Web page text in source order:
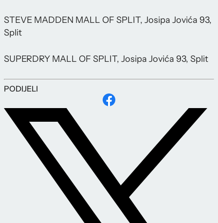
STEVE MADDEN MALL OF SPLIT, Josipa Jovića 93,
Split
SUPERDRY MALL OF SPLIT, Josipa Jovića 93, Split
PODIJELI